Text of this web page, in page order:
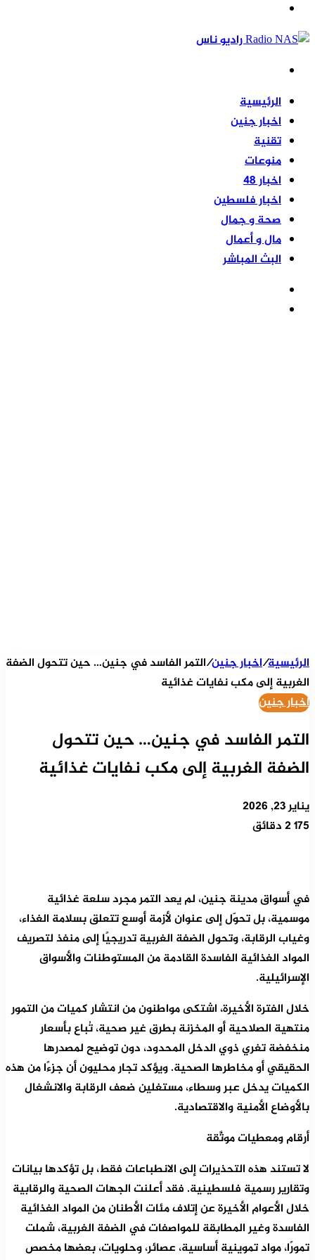
الرئيسية
اخبار جنين
تقنية
منوعات
اخبار 48
اخبار فلسطين
صحة و جمال
مال و أعمال
البث المباشر
الرئيسية/اخبار جنين/التمر الفاسد في جنين… حين تتحول الضفة
الغربية إلى مكب نفايات غذائية
اخبار جنين
التمر الفاسد في جنين… حين تتحول
الضفة الغربية إلى مكب نفايات غذائية
يناير 23, 2026
1752 دقائق
في أسواق مدينة جنين، لم يعد التمر مجرد سلعة غذائية
موسمية، بل تحوّل إلى عنوان لأزمة أوسع تتعلق بسلامة الغذاء،
وغياب الرقابة، وتحول الضفة الغربية تدريجيًا إلى منفذ لتصريف
المواد الغذائية الفاسدة القادمة من المستوطنات والأسواق
الإسرائيلية.
خلال الفترة الأخيرة، اشتكى مواطنون من انتشار كميات من التمور
منتهية الصلاحية أو المخزنة بطرق غير صحية، تُباع بأسعار
منخفضة تغري ذوي الدخل المحدود، دون توضيح لمصدرها
الحقيقي أو مخاطرها الصحية. ويؤكد تجار محليون أن جزءًا من هذه
الكميات يدخل عبر وسطاء، مستغلين ضعف الرقابة والانشغال
بالأوضاع الأمنية والاقتصادية.
أرقام ومعطيات موثَّقة
لا تستند هذه التحذيرات إلى الانطباعات فقط، بل تؤكدها بيانات
وتقارير رسمية فلسطينية. فقد أعلنت الجهات الصحية والرقابية
خلال الأعوام الأخيرة عن إتلاف مئات الأطنان من المواد الغذائية
الفاسدة وغير المطابقة للمواصفات في الضفة الغربية، شملت
تمورًا، مواد تموينية أساسية، عصائر، وحلويات، بعضها مخصص